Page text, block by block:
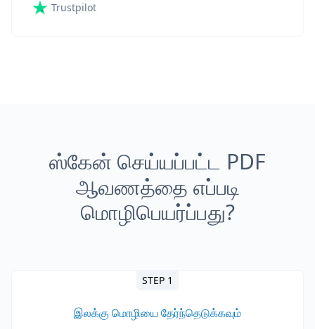
Trustpilot
ஸ்கேன் செய்யப்பட்ட PDF
ஆவணத்தை எப்படி
மொழிபெயர்ப்பது?
STEP 1
இலக்கு மொழியை தேர்ந்தெடுக்கவும்